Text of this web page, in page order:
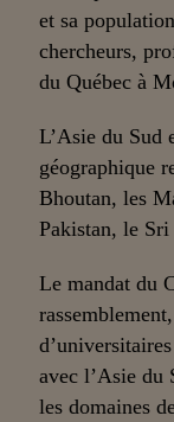
et sa
chercheurs,
du Québec à
L’Asie du Sud
géographique
Bhoutan, les
Pakistan, le
Le mandat du
avec l’Asie du
les domaines